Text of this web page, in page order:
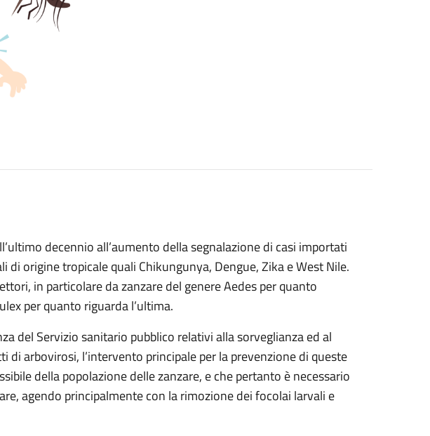
decennio all’aumento della segnalazione di casi importati
origine tropicale quali Chikungunya, Dengue, Zika e West Nile.
in particolare da zanzare del genere Aedes per quanto
per quanto riguarda l’ultima.
del Servizio sanitario pubblico relativi alla sorveglianza ed al
di arbovirosi, l’intervento principale per la prevenzione di queste
della popolazione delle zanzare, e che pertanto è necessario
agendo principalmente con la rimozione dei focolai larvali e